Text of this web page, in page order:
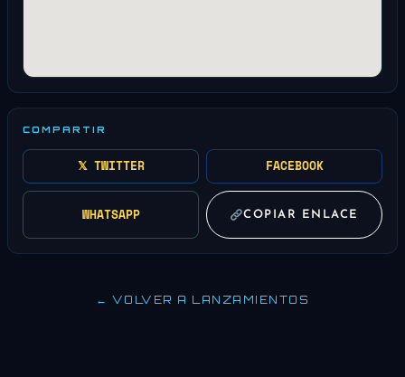
COMPARTIR
𝕏 TWITTER FACEBOOK
WHATSAPP COPIAR ENLACE
← VOLVER A LANZAMIENTOS